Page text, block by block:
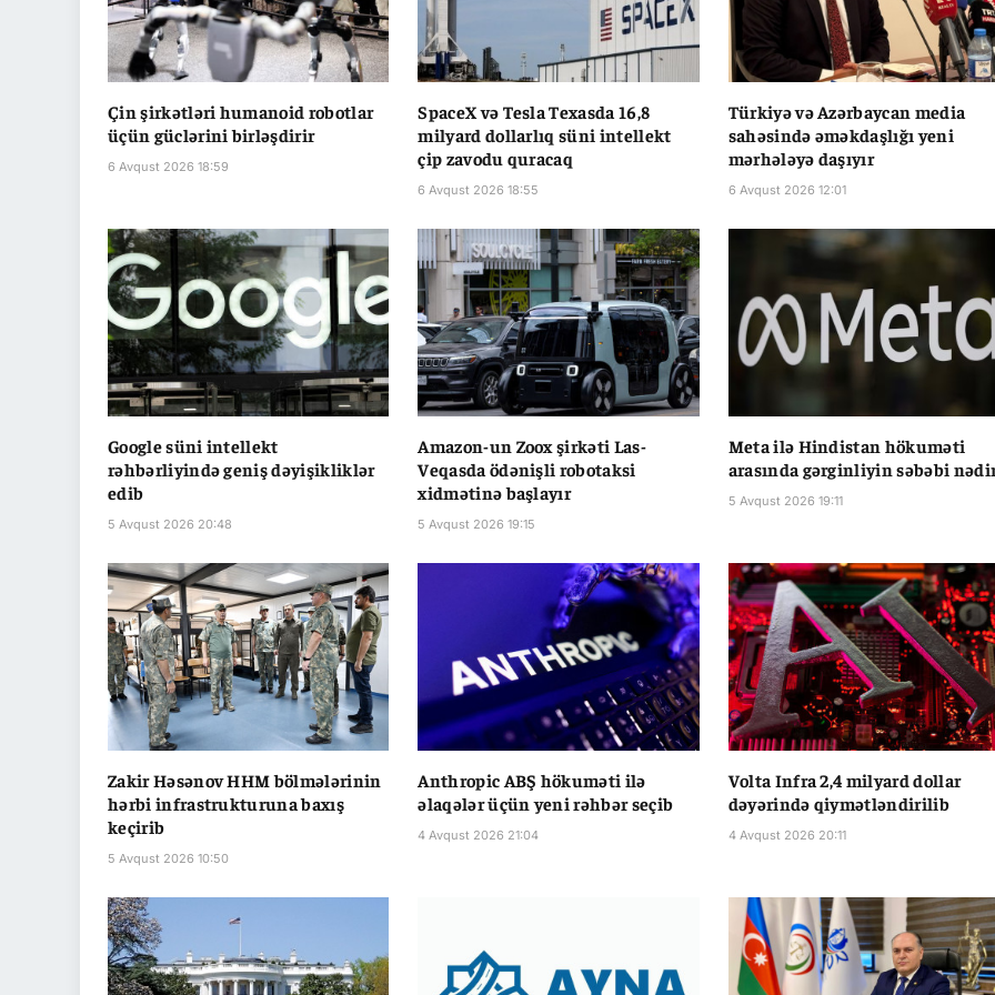
Çin şirkətləri humanoid robotlar
üçün güclərini birləşdirir
6 Avqust 2026 18:59
SpaceX və Tesla Texasda 16,8
milyard dollarlıq süni intellekt
çip zavodu quracaq
6 Avqust 2026 18:55
Türkiyə və Azərbaycan media
sahəsində əməkdaşlığı yeni
mərhələyə daşıyır
6 Avqust 2026 12:01
Google süni intellekt
rəhbərliyində geniş dəyişikliklər
edib
5 Avqust 2026 20:48
Amazon-un Zoox şirkəti Las-
Veqasda ödənişli robotaksi
xidmətinə başlayır
5 Avqust 2026 19:15
Meta ilə Hindistan hökuməti
arasında gərginliyin səbəbi
5 Avqust 2026 19:11
Zakir Həsənov HHM bölmələrinin
hərbi infrastrukturuna baxış
keçirib
5 Avqust 2026 10:50
Anthropic ABŞ hökuməti ilə
əlaqələr üçün yeni rəhbər seçib
4 Avqust 2026 21:04
Volta Infra 2,4 milyard dollar
dəyərində qiymətləndirilib
4 Avqust 2026 20:11